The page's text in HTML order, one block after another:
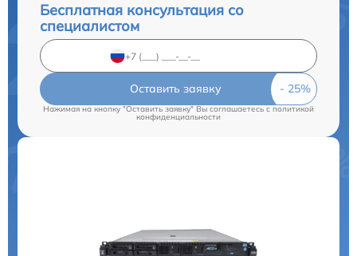
Бесплатная консультация со
специалистом
Оставить заявку
Нажимая на кнопку "Оставить заявку" Вы соглашаетесь c политикой
конфиденциальности